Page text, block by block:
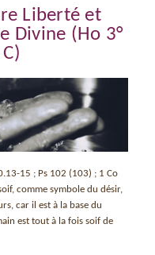
Liberté et
Divine (Ho 3°
15 ; Ps 102 (103) ; 1 Co
comme symbole du désir,
car il est à la base du
est tout à la fois soif de